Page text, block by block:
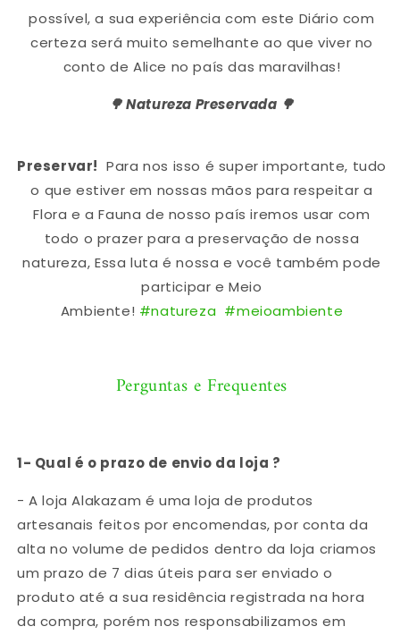
possível, a sua experiência com este Diário com
certeza será muito semelhante ao que viver no
conto de Alice no país das maravilhas!
🌳 Natureza Preservada 🌳
Preservar! Para nos isso é super importante, tudo
o que estiver em nossas mãos para respeitar a
Flora e a Fauna de nosso país iremos usar com
todo o prazer para a preservação de nossa
natureza, Essa luta é nossa e você também pode
participar e Meio
Ambiente! #natureza #meioambiente
Perguntas e Frequentes
1- Qual é o prazo de envio da loja ?
- A loja Alakazam é uma loja de produtos
artesanais feitos por encomendas, por conta da
alta no volume de pedidos dentro da loja criamos
um prazo de 7 dias úteis para ser enviado o
produto até a sua residência registrada na hora
da compra, porém nos responsabilizamos em